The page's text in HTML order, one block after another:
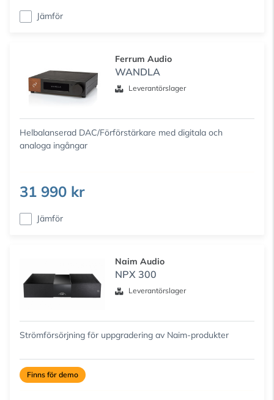
Jämför
Ferrum Audio
WANDLA
Leverantörslager
Helbalanserad DAC/Förförstärkare med digitala och
analoga ingångar
31 990 kr
Jämför
Naim Audio
NPX 300
Leverantörslager
Strömförsörjning för uppgradering av Naim-produkter
Finns för demo